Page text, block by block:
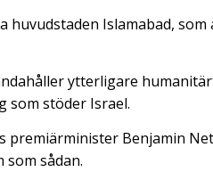
Islamabad, som
ytterligare
som stöder Israel.
premiärminister Benjamin
sådan.